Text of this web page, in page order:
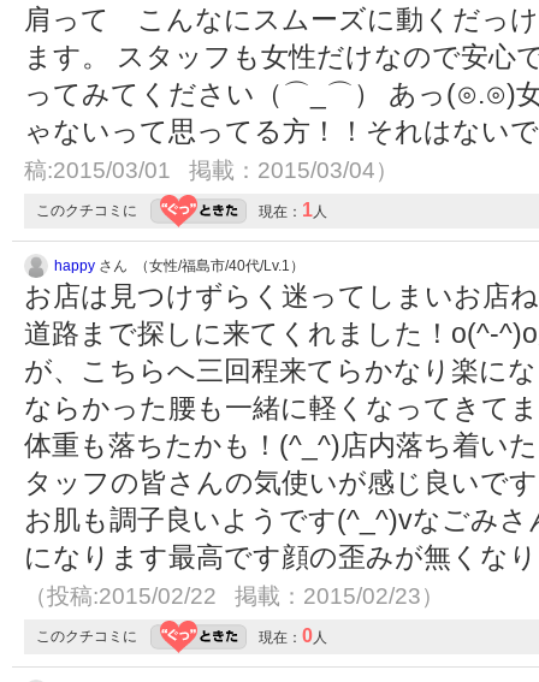
肩って こんなにスムーズに動くだっ
ます。 スタッフも女性だけなので安心
ってみてください（⌒_⌒） あっ(⊙.⊙)
ゃないって思ってる方！！それはない
稿:2015/03/01 掲載：2015/03/04）
このクチコミに 現在： 1人
happy さん （女性/福島市/40代/Lv.1）
お店は見つけずらく迷ってしまいお店
道路まで探しに来てくれました！o(^-
が、こちらへ三回程来てらかなり楽に
ならかった腰も一緒に軽くなってきて
体重も落ちたかも！(^_^)店内落ち着い
タッフの皆さんの気使いが感じ良いで
お肌も調子良いようです(^_^)vなごみ
になります最高です顔の歪みが無くな
（投稿:2015/02/22 掲載：2015/02/23）
このクチコミに 現在： 0人